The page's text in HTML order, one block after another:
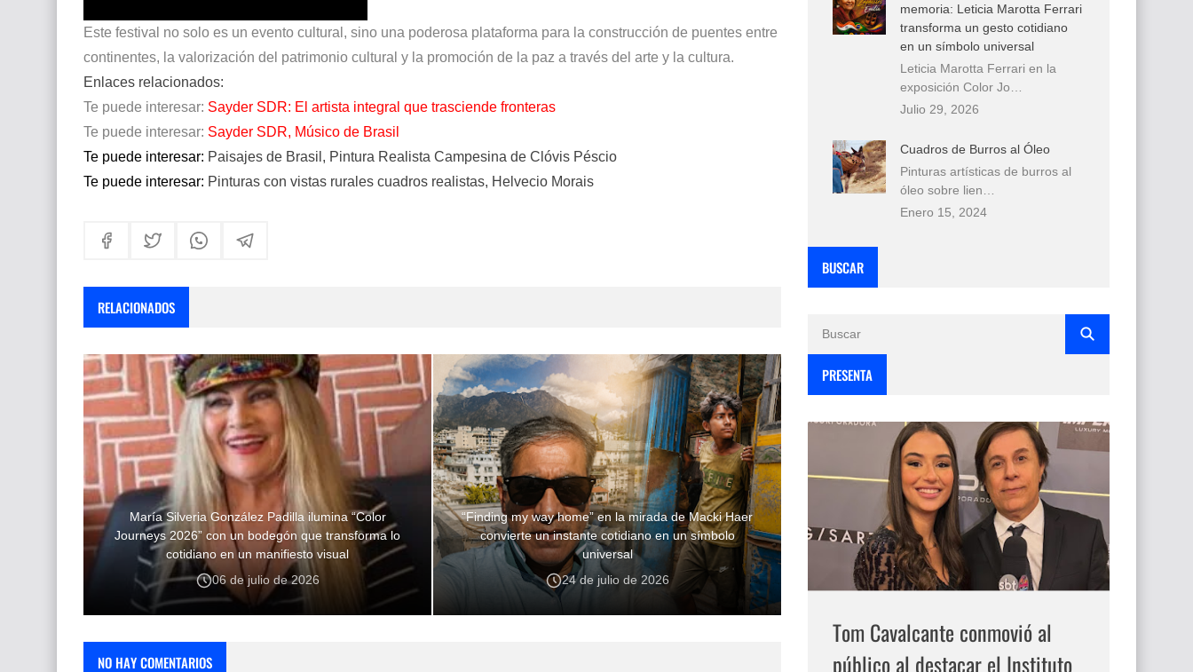
Este festival no solo es un evento cultural, sino una poderosa plataforma para la construcción de puentes entre
continentes, la valorización del patrimonio cultural y la promoción de la paz a través del arte y la cultura.
Enlaces relacionados:
Te puede interesar: Sayder SDR: El artista integral que trasciende fronteras
Te puede interesar: Sayder SDR, Músico de Brasil
Te puede interesar: Paisajes de Brasil, Pintura Realista Campesina de Clóvis Péscio
Te puede interesar: Pinturas con vistas rurales cuadros realistas, Helvecio Morais
RELACIONADOS
María Silveria González Padilla ilumina “Color
Journeys 2026” con un bodegón que transforma lo
cotidiano en un manifiesto visual
06 de julio de 2026
“Finding my way home” en la mirada de Macki Haer
convierte un instante cotidiano en un símbolo
universal
24 de julio de 2026
NO HAY COMENTARIOS
memoria: Leticia Marotta Ferrari
transforma un gesto cotidiano
en un símbolo universal
Leticia Marotta Ferrari en la
exposición Color Jo…
Julio 29, 2026
Cuadros de Burros al Óleo
Pinturas artísticas de burros al
óleo sobre lien…
Enero 15, 2024
BUSCAR
PRESENTA
Tom Cavalcante conmovió al
público al destacar el Instituto